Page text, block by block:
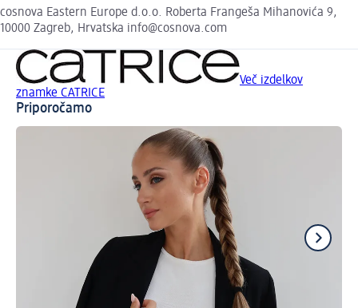
cosnova Eastern Europe d.o.o. Roberta Frangeša Mihanovića 9,
10000 Zagreb, Hrvatska info@cosnova.com
Več izdelkov
znamke CATRICE
Priporočamo